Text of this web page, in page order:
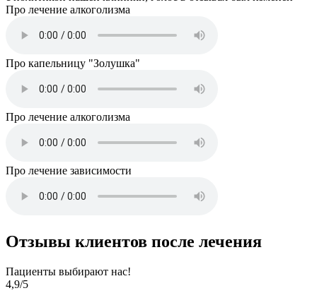
Про лечение алкоголизма
Про капельницу "Золушка"
Про лечение алкоголизма
Про лечение зависимости
Отзывы клиентов после лечения
Пациенты выбирают нас!
4,9/5